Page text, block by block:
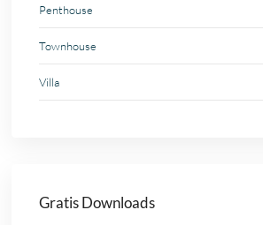
Penthouse
Townhouse
Villa
Gratis Downloads